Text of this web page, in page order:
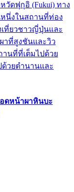
วัดฟุกุอิ (Fukui) ทาง
นึ่งในสถานที่ท่อง
ที่ยวชาวญี่ปุ่นและ
าที่สูงชันและวิว
นที่ที่เต็มไปด้วย
วยตำนานและ
ดหน้าผาหินบะ